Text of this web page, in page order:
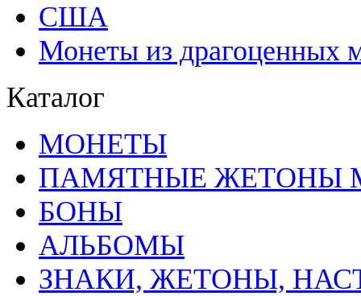
США
Монеты из драгоценных
Каталог
MОНЕТЫ
ПАМЯТНЫЕ ЖЕТОНЫ
БОНЫ
АЛЬБОМЫ
ЗНАКИ, ЖЕТОНЫ,